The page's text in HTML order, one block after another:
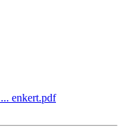
enkert.pdf